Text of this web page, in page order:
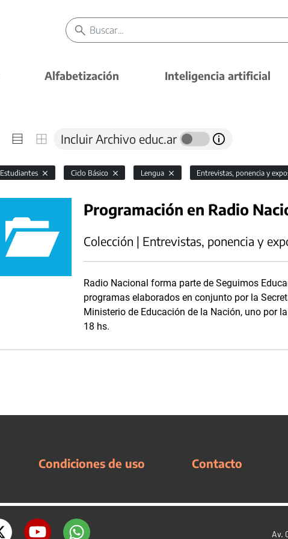
Alfabetización Inteligencia artificial
Incluir Archivo educ.ar
Estudiantes Ciclo Básico Lengua Entrevistas, ponencia y
Programación en Radio
Colección | Entrevistas, ponencia y
Radio Nacional forma parte de Seguimos
programas elaborados en conjunto por la
Ministerio de Educación de la Nación, uno por
18 hs.
Condiciones de uso Contacto
Av.